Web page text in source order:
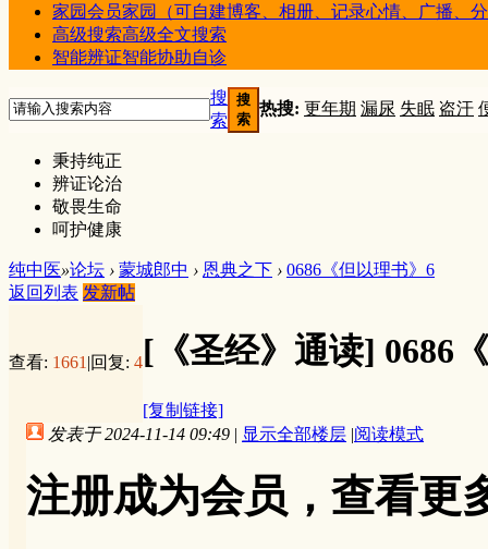
家园会员家园（可自建博客、相册、记录心情、广播、
高级搜索高级全文搜索
智能辨证智能协助自诊
搜
索
搜
索
热搜: 更年期 漏尿 失眠 盗汗
秉持纯正
辨证论治
敬畏生命
呵护健康
纯中医»论坛 › 蒙城郎中 › 恩典之下 › 0686《但以理书》6
返回列表 发新帖
查看: 1661 |回复: 4[《圣经》通读] 0686
[复制链接]
发表于 2024-11-14 09:49 | 显示全部楼层 |阅读模式
注册成为会员，查看更